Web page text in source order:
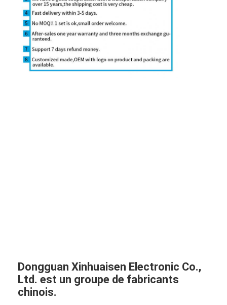
Dongguan Xinhuaisen Electronic Co.,
Ltd. est un groupe de fabricants
chinois.